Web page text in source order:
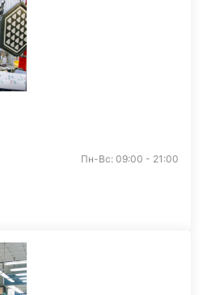
Пн-Вс: 09:00 - 21:00